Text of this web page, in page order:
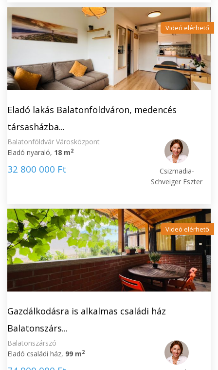
Videó elérhető
Eladó lakás Balatonföldváron, medencés
társasházba...
Balatonföldvár Városközpont
Eladó nyaraló, 18 m2
32 800 000 Ft
Csizmadia-
Schveiger Eszter
Videó elérhető
Gazdálkodásra is alkalmas családi ház
Balatonszárs...
Balatonszárszó
Eladó családi ház, 99 m2